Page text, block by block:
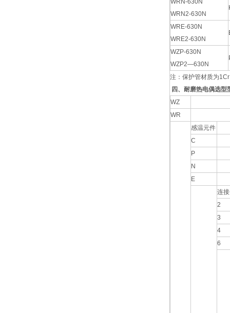
WRN-630N
WRN2-630N
WRE-630N
WRE2-630N
WZP-630N
WZP2—630N
注：保护管材质为
四、耐磨热电偶选型
WZ
WR
感温元件
C
P
N
E
连
2
3
4
6